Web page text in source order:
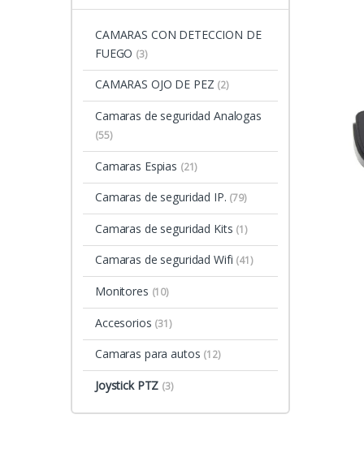
CAMARAS CON DETECCION DE
FUEGO (3)
CAMARAS OJO DE PEZ (2)
Camaras de seguridad Analogas
(55)
Camaras Espias (21)
Camaras de seguridad IP. (79)
Camaras de seguridad Kits (1)
Camaras de seguridad Wifi (41)
Monitores (10)
Accesorios (31)
Camaras para autos (12)
Joystick PTZ (3)